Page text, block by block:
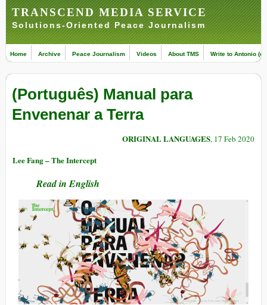
TRANSCEND MEDIA SERVICE
Solutions-Oriented Peace Journalism
Home Archive Peace Journalism Videos About TMS Write to Antonio
(Português) Manual para
Envenenar a Terra
ORIGINAL LANGUAGES, 17 Feb 2020
Lee Fang – The Intercept
Read in English